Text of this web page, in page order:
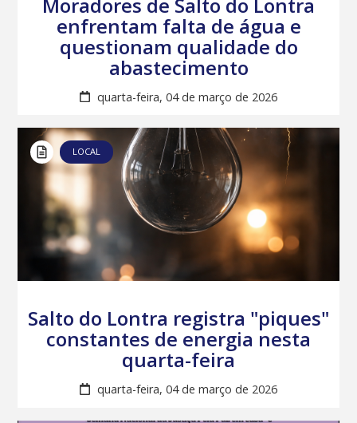
enfrentam falta de água e
questionam qualidade do
abastecimento
quarta-feira, 04 de março de 2026
LOCAL
Salto do Lontra registra "piques"
constantes de energia nesta
quarta-feira
quarta-feira, 04 de março de 2026